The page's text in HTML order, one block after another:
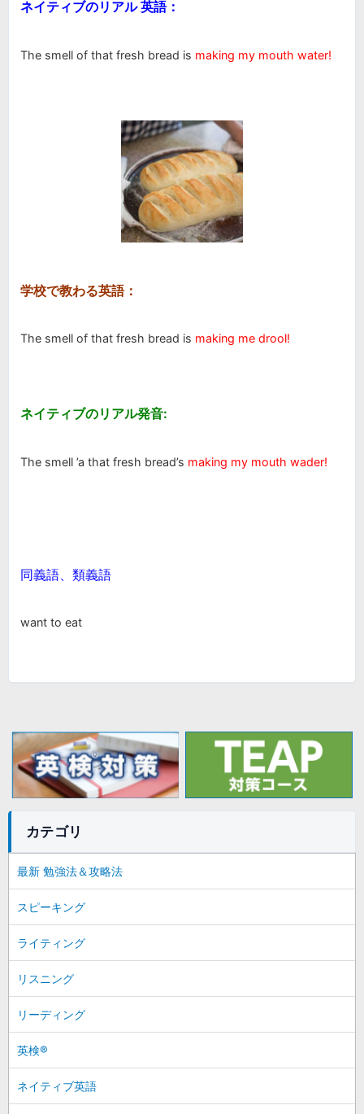
ー
ネイティブのリアル 英語：
The smell of that fresh bread is making my mouth water!
学校で教わる英語：
The smell of that fresh bread is making me drool!
ネイティブのリアル発音:
The smell ’a that fresh bread’s making my mouth wader!
同義語、類義語
want to eat
カテゴリ
最新 勉強法＆攻略法
スピーキング
ライティング
リスニング
リーディング
英検®
ネイティブ英語